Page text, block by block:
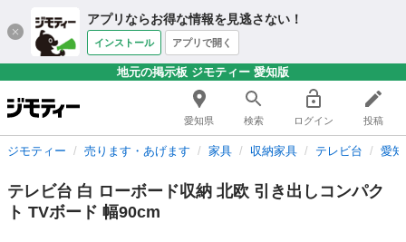
アプリならお得な情報を見逃さない！
インストール アプリで開く
地元の掲示板 ジモティー 愛知版
愛知県 検索 ログイン 投稿
ジモティー 売ります・あげます 家具 収納家具 テレビ台 愛
テレビ台 白 ローボード収納 北欧 引き出しコンパク
ト TVボード 幅90cm